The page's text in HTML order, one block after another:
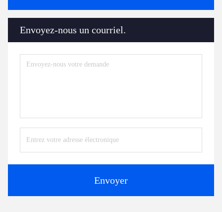
Envoyez-nous un courriel.
Envoyer